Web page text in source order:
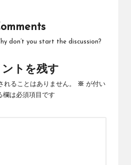
don’t you start the discussion?
ントを残す
れることはありません。 ※ が付い
欄は必須項目です